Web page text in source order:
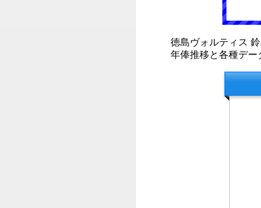
徳島ヴォルティス
年俸推移と各種デー